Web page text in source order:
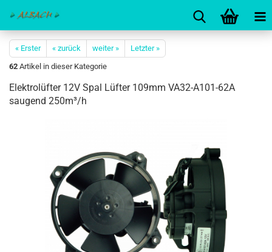
« Erster « zurück weiter »
Letzter »
62 Artikel in dieser Kategorie
Elektrolüfter 12V Spal Lüfter 109mm VA32-A101-62A
saugend 250m³/h